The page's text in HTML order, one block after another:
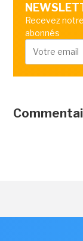
Recevez
abonnés